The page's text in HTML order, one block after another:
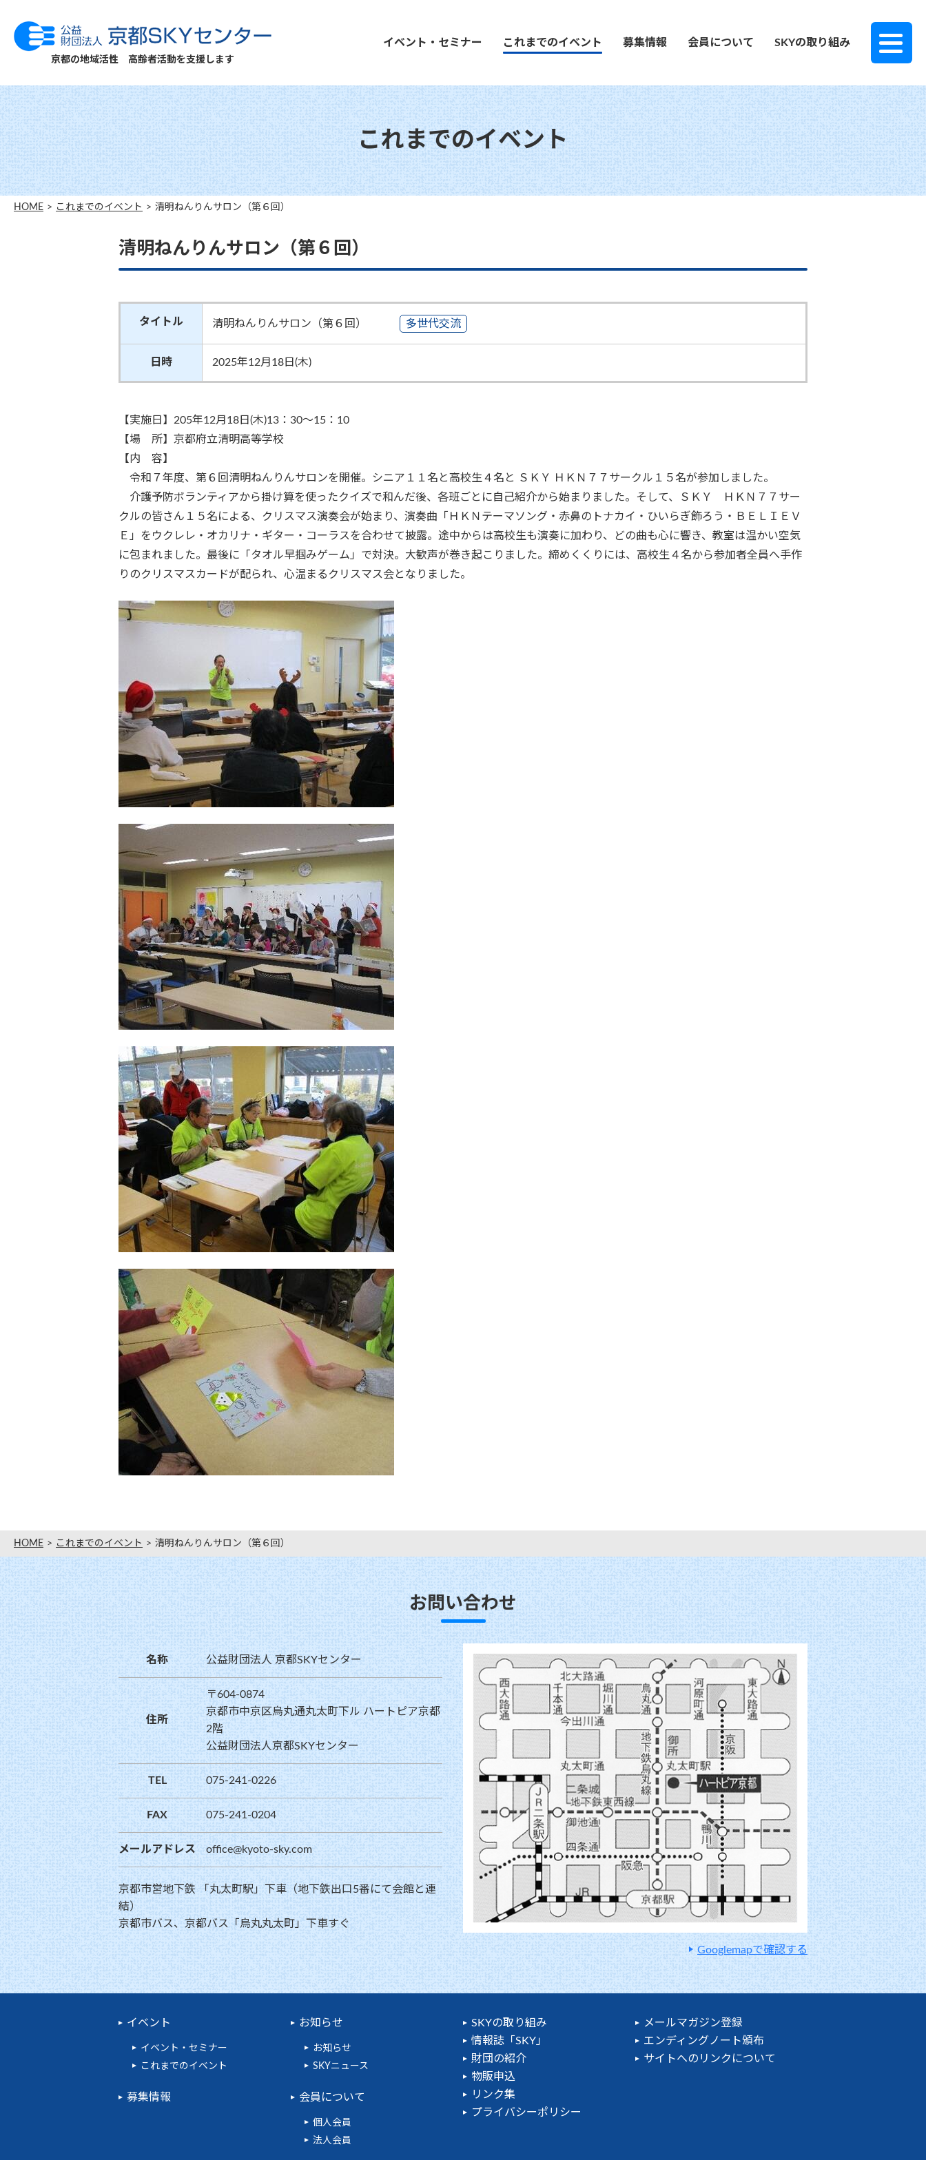
京都の地域活性 高齢者活動を支援します
イベント・セミナー これまでのイベント 募集情報 会員について SKYの取り組み
これまでのイベント
HOME これまでのイベント 清明ねんりんサロン（第６回）
清明ねんりんサロン（第６回）
タイトル 清明ねんりんサロン（第６回） 多世代交流
日時 2025年12月18日(木)
【実施日】205年12月18日(木)13：30～15：10
【場 所】京都府立清明高等学校
【内 容】
令和７年度、第６回清明ねんりんサロンを開催。シニア１１名と高校生４名と ＳＫＹ ＨＫＮ７７サークル１５名が参加しました。
介護予防ボランティアから掛け算を使ったクイズで和んだ後、各班ごとに自己紹介から始まりました。そして、ＳＫＹ ＨＫＮ７７サー
クルの皆さん１５名による、クリスマス演奏会が始まり、演奏曲「ＨＫＮテーマソング・赤鼻のトナカイ・ひいらぎ飾ろう・ＢＥＬＩＥＶ
Ｅ」をウクレレ・オカリナ・ギター・コーラスを合わせて披露。途中からは高校生も演奏に加わり、どの曲も心に響き、教室は温かい空気
に包まれました。最後に「タオル早掴みゲーム」で対決。大歓声が巻き起こりました。締めくくりには、高校生４名から参加者全員へ手作
りのクリスマスカードが配られ、心温まるクリスマス会となりました。
HOME これまでのイベント 清明ねんりんサロン（第６回）
お問い合わせ
名称 公益財団法人 京都SKYセンター
住所
〒604-0874
京都市中京区烏丸通丸太町下ル ハートピア京都
2階
公益財団法人京都SKYセンター
TEL 075-241-0226
FAX 075-241-0204
メールアドレス office@kyoto-sky.com
京都市営地下鉄 「丸太町駅」下車（地下鉄出口5番にて会館と連
結）
京都市バス、京都バス「烏丸丸太町」下車すぐ
Googlemapで確認する
イベント
イベント・セミナー
これまでのイベント
募集情報
お知らせ
お知らせ
SKYニュース
会員について
個人会員
法人会員
SKYの取り組み
情報誌「SKY」
財団の紹介
物販申込
リンク集
プライバシーポリシー
メールマガジン登録
エンディングノート頒布
サイトへのリンクについて